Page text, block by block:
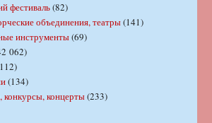
фестиваль(82)
объединения, театры(141)
инструменты(69)
062)
(134)
конкурсы, концерты(233)